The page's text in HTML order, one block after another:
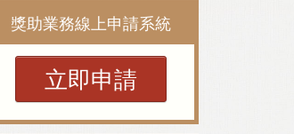
獎助業務線上申請系統
立即申請